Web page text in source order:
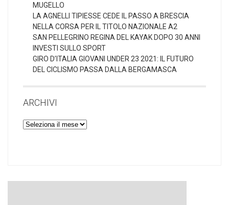
MUGELLO
LA AGNELLI TIPIESSE CEDE IL PASSO A BRESCIA
NELLA CORSA PER IL TITOLO NAZIONALE A2
SAN PELLEGRINO REGINA DEL KAYAK DOPO 30 ANNI
INVESTI SULLO SPORT
GIRO D’ITALIA GIOVANI UNDER 23 2021: IL FUTURO
DEL CICLISMO PASSA DALLA BERGAMASCA
ARCHIVI
Archivi